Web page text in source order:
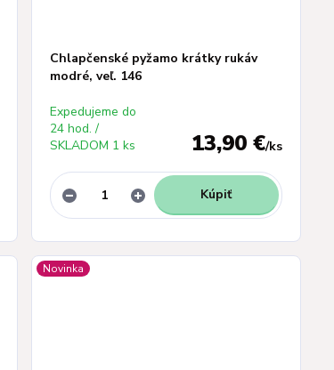
Chlapčenské pyžamo krátky rukáv
modré, veľ. 146
13,90 €/ks
Expedujeme do
24 hod. /
SKLADOM 1 ks
Kúpiť
Novinka